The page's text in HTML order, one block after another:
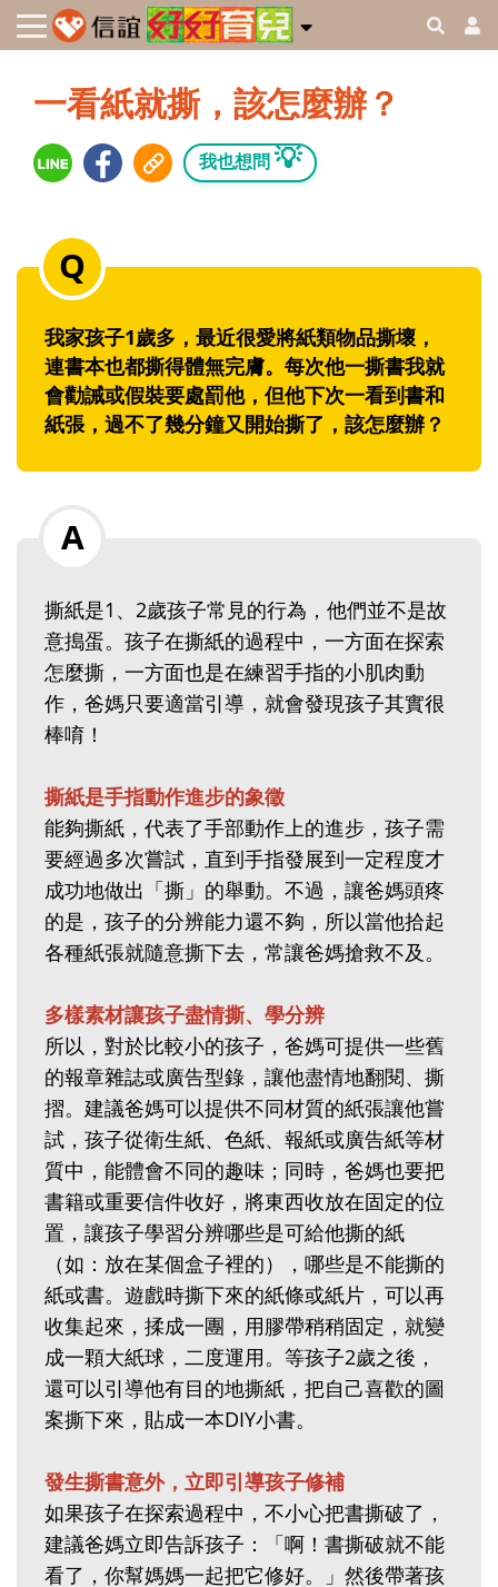
一看紙就撕，該怎麼辦？
我也想問 💡
我家孩子1歲多，最近很愛將紙類物品撕壞，
連書本也都撕得體無完膚。每次他一撕書我就
會勸誡或假裝要處罰他，但他下次一看到書和
紙張，過不了幾分鐘又開始撕了，該怎麼辦？
撕紙是1、2歲孩子常見的行為，他們並不是故
意搗蛋。孩子在撕紙的過程中，一方面在探索
怎麼撕，一方面也是在練習手指的小肌肉動
作，爸媽只要適當引導，就會發現孩子其實很
棒唷！
撕紙是手指動作進步的象徵
能夠撕紙，代表了手部動作上的進步，孩子需
要經過多次嘗試，直到手指發展到一定程度才
成功地做出「撕」的舉動。不過，讓爸媽頭疼
的是，孩子的分辨能力還不夠，所以當他拾起
各種紙張就隨意撕下去，常讓爸媽搶救不及。
多樣素材讓孩子盡情撕、學分辨
所以，對於比較小的孩子，爸媽可提供一些舊
的報章雜誌或廣告型錄，讓他盡情地翻閱、撕
摺。建議爸媽可以提供不同材質的紙張讓他嘗
試，孩子從衛生紙、色紙、報紙或廣告紙等材
質中，能體會不同的趣味；同時，爸媽也要把
書籍或重要信件收好，將東西收放在固定的位
置，讓孩子學習分辨哪些是可給他撕的紙
（如：放在某個盒子裡的），哪些是不能撕的
紙或書。遊戲時撕下來的紙條或紙片，可以再
收集起來，揉成一團，用膠帶稍稍固定，就變
成一顆大紙球，二度運用。等孩子2歲之後，
還可以引導他有目的地撕紙，把自己喜歡的圖
案撕下來，貼成一本DIY小書。
發生撕書意外，立即引導孩子修補
如果孩子在探索過程中，不小心把書撕破了，
建議爸媽立即告訴孩子：「啊！書撕破就不能
看了，你幫媽媽一起把它修好。」然後帶著孩